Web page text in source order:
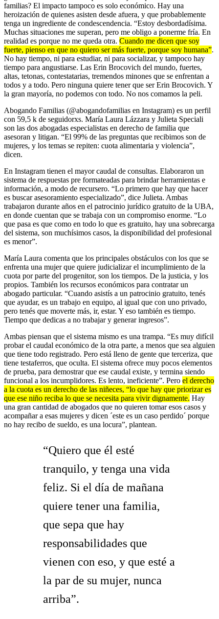
familias? El impacto tampoco es solo económico. Hay una
heroización de quienes asisten desde afuera, y que probablemente
tenga un ingrediente de condescendencia. “Estoy desbordadísima.
Muchas situaciones me superan, pero me obligo a ponerme fría. En
realidad es porque no me queda otra. Cuando me dicen que soy
fuerte, pienso en que no quiero ser más fuerte, porque soy humana”.
No hay tiempo, ni para estudiar, ni para socializar, y tampoco hay
tiempo para angustiarse. Las Erin Brocovich del mundo, fuertes,
altas, tetonas, contestatarias, tremendos minones que se enfrentan a
todos y a todo. Pero ninguna quiere tener que ser Erin Brocovich. Y
la gran mayoría, no podemos con todo. No nos comamos la peli.
Abogando Familias (@abogandofamilias en Instagram) es un perfil
con 59,5 k de seguidorxs. María Laura Lázzara y Julieta Speciali
son las dos abogadas especialistas en derecho de familia que
asesoran y litigan. “El 99% de las preguntas que recibimos son de
mujeres, y los temas se repiten: cuota alimentaria y violencia”,
dicen.
En Instagram tienen el mayor caudal de consultas. Elaboraron un
sistema de respuestas pre formateadas para brindar herramientas e
información, a modo de recursero. “Lo primero que hay que hacer
es buscar asesoramiento especializado”, dice Julieta. Ambas
trabajaron durante años en el patrocinio jurídico gratuito de la UBA,
en donde cuentan que se trabaja con un compromiso enorme. “Lo
que pasa es que como en todo lo que es gratuito, hay una sobrecarga
del sistema, son muchísimos casos, la disponibilidad del profesional
es menor”.
María Laura comenta que los principales obstáculos con los que se
enfrenta una mujer que quiere judicializar el incumplimiento de la
cuota por parte del progenitor, son los tiempos. De la justicia, y los
propios. También los recursos económicos para contratar un
abogado particular. “Cuando asistís a un patrocinio gratuito, tenés
que ayudar, es un trabajo en equipo, al igual que con uno privado,
pero tenés que moverte más, ir, estar. Y eso también es tiempo.
Tiempo que dedicas a no trabajar y generar ingresos”.
Ambas piensan que el sistema mismo es una trampa. “Es muy difícil
probar el caudal económico de la otra parte, a menos que sea alguien
que tiene todo registrado. Pero está lleno de gente que terceriza, que
tiene testaferros, que oculta. El sistema ofrece muy pocos elementos
de prueba, para demostrar que ese caudal existe, y termina siendo
funcional a los incumplidores. Es lento, ineficiente”. Pero el derecho
a la cuota es un derecho de las niñeces, “lo que hay que priorizar es
que ese niño reciba lo que se necesita para vivir dignamente. Hay
una gran cantidad de abogados que no quieren tomar esos casos y
acompañar a esas mujeres y dicen ´este es un caso perdido´ porque
no hay recibo de sueldo, es una locura”, plantean.
“Quiero que él esté
tranquilo, y tenga una vida
feliz. Si el día de mañana
quiere tener una familia,
que sepa que hay
responsabilidades que
vienen con eso, y que esté a
la par de su mujer, nunca
arriba”.